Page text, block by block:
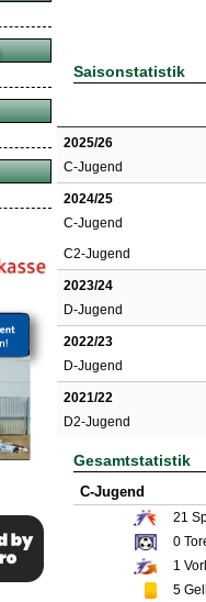
Saisonstatistik
2025/26
C-Jugend
2024/25
C-Jugend
C2-Jugend
2023/24
D-Jugend
2022/23
D-Jugend
2021/22
D2-Jugend
Gesamtstatistik
C-Jugend
21
0
1
5